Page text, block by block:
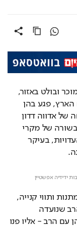
מינית במשך תקופה ממושכת. על פי דיווחה של אדווה דדון
הטרדה ומעשים חמורים שהתרחשו, לפי העדויות, בעיקר
ידידיה אפשטיין